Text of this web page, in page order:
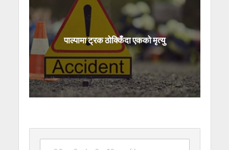
पाल्पामा ट्रक ठोक्किँदा एकको मृत्यु